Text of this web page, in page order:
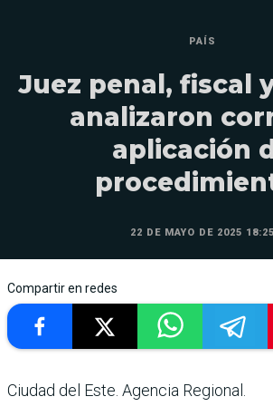
PAÍS
Juez penal, fiscal
analizaron
aplicación
22 DE MAYO DE 2025 18:25
Compartir en redes
Ciudad del Este. Agencia Regional.